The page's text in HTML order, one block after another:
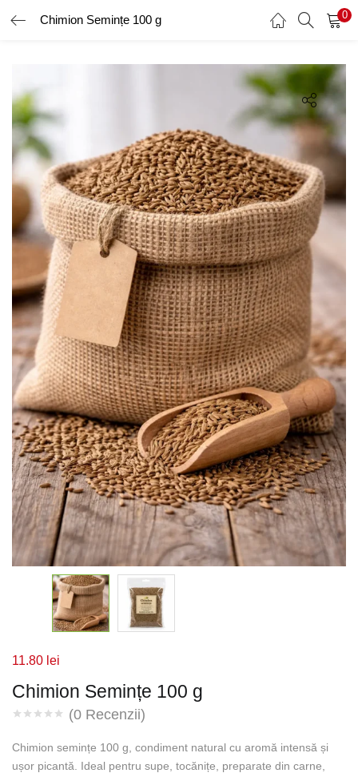
Chimion Semințe 100 g 0
AUTENTIFICARE ÎNREGISTRARE
Introduceți numele de utilizator și parola pentru a vă autentifica.
Amintește-ți de mine
Ai uitat parola?
Chimion Semințe 100 g
(0 Recenzii)
11.80 lei
Chimion semințe 100 g, condiment natural cu aromă intensă și
ușor picantă. Ideal pentru supe, tocănițe, preparate din carne,